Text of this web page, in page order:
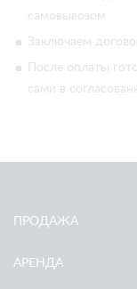
самовывозом
Заключаем
После оплаты
сами в
ПРОДАЖА
АРЕНДА